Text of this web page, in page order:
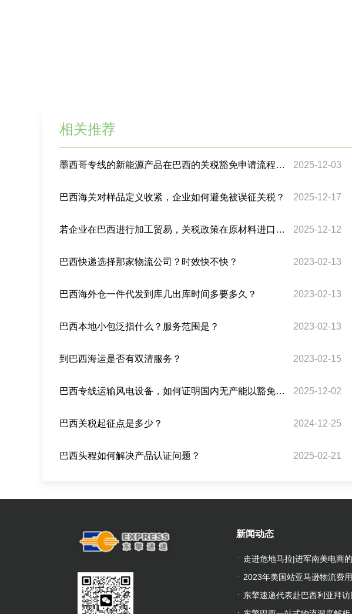
相关推荐
墨西哥专线的新能源产品在巴西的关税豁免申请流程是什么？ 2025-12-03
巴西海关对样品定义收紧，企业如何避免被误征关税？ 2025-12-17
若企业在巴西进行加工贸易，关税政策在原材料进口与成品出口方面有哪些优惠政策？ 2025-12-12
巴西快递选择那家物流公司？时效快不快？ 2023-02-13
巴西海外仓一件代发到库几出库时间多要多久？ 2023-02-13
巴西本地小包泛指什么？服务范围是？ 2023-02-13
到巴西海运是否有双清服务？ 2023-02-15
巴西专线运输风电设备，如何证明国内无产能以豁免关税？ 2025-12-02
巴西关税起征点是多少？ 2024-12-25
巴西头程如何解决产品认证问题？ 2025-02-21
新闻动态
走进危地马拉|进军南美电商
2023年美国站亚马逊物流费
东擎速递代表赴巴西利亚拜